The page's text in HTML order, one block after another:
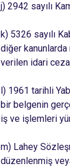
j) 2942 sayılı
k) 5326 sayılı
diğer kanunlarda
verilen idari
l) 1961 tarihli
bir belgenin
iş ve işlemleri
m) Lahey
düzenlenmiş